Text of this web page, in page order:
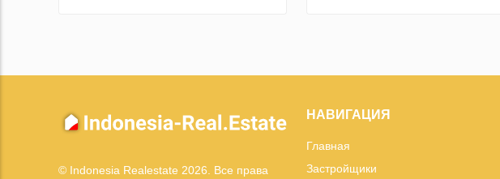
© Indonesia Realestate 2026. Все права
НАВИГАЦИЯ
Главная
Застройщики